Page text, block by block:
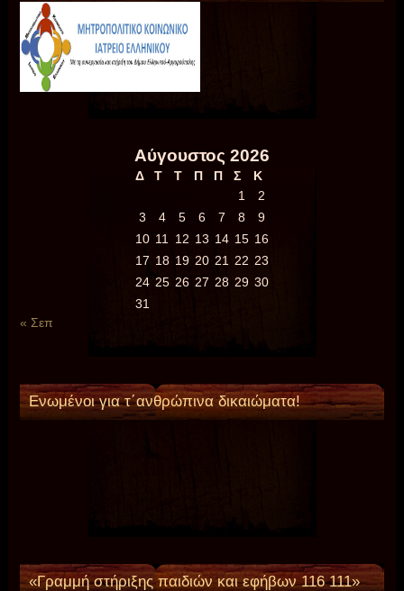
Αύγουστος 2026
Δ Τ Τ Π Π Σ
Κ
1
2
3
4 5 6 7 8
9
10 11 12 13 14 15 16
17 18 19 20 21 22 23
24 25 26 27 28 29 30
31
« Σεπ
Ενωμένοι για τ΄ανθρώπινα δικαιώματα!
«Γραμμή στήριξης παιδιών και εφήβων 116 111»